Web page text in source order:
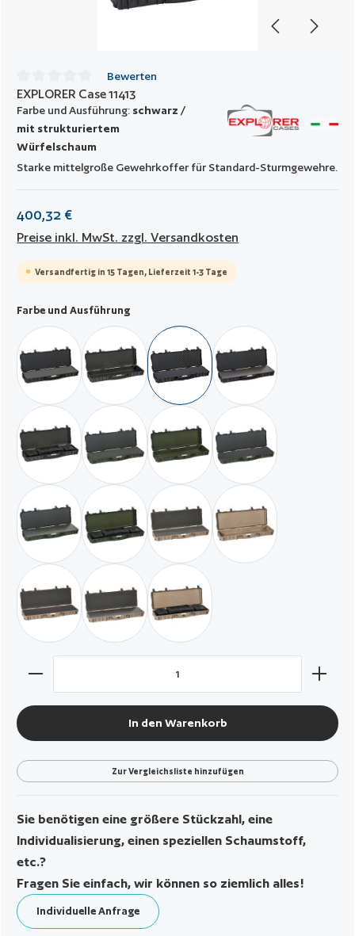
Durchschnittliche Bewertung von 0 von 5 Sternen
Bewerten
EXPLORER Case 11413
Farbe und Ausführung: schwarz /
mit strukturiertem
Würfelschaum
Starke mittelgroße Gewehrkoffer für Standard-Sturmgewehre.
400,32 €
Preise inkl. MwSt. zzgl. Versandkosten
Versandfertig in 15 Tagen, Lieferzeit 1-3 Tage
Farbe und Ausführungauswählen
schwarz / mit Würfelschaumstoff
schwarz / leerschwarz / mit strukturiertem
schwarz / mit
schwarz / mit Waffentasche GBAG 114
militär grün / mit Würfelschaum
militär grün / leermilitär grün / mit
militär grün / mit hochdichtem Vollschaum
militär grün / mit Waffentasche GBAG 114
wüstensand / mit Würfelschaum
wüstensand / leer
wüstensand / mit strukturiertem Würfelschaum
wüstensand / mit hochdichtem Vollschaum
wüstensand / mit Waffentasche
Produkt Anzahl: Gib den gewünschten Wert ein oder
In den Warenkorb
Zur Vergleichsliste hinzufügen
Sie benötigen eine größere Stückzahl, eine
Individualisierung, einen speziellen Schaumstoff,
etc.?
Fragen Sie einfach, wir können so ziemlich alles!
Individuelle Anfrage